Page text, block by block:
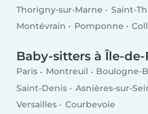
Thorigny-sur-Marne
Saint-
Montévrain
Pomponne
Baby-sitters à Île-de-
Paris Montreuil Boulogne-
Saint-Denis
Asnières-sur-
Versailles
Courbevoie